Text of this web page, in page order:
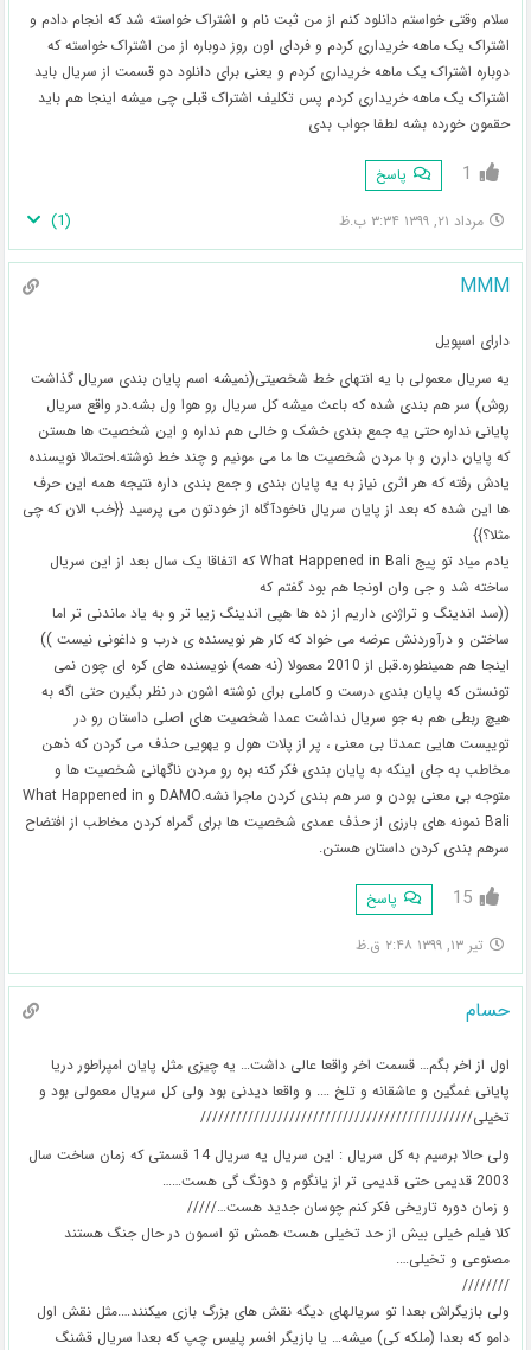
سلام وقتی خواستم دانلود کنم از من ثبت نام و اشتراک خواسته شد که انجام دادم و
اشتراک یک ماهه خریداری کردم و فردای اون روز دوباره از من اشتراک خواسته که
دوباره اشتراک یک ماهه خریداری کردم و یعنی برای دانلود دو قسمت از سریال باید
اشتراک یک ماهه خریداری کردم پس تکلیف اشتراک قبلی چی میشه اینجا هم باید
حقمون خورده بشه لطفا جواب بدی
1 پاسخ
مرداد ۲۱, ۱۳۹۹ ۳:۳۴ ب.ظ (
1
)
MMM
دارای اسپویل
یه سریال معمولی با یه انتهای خط شخصیتی(نمیشه اسم پایان بندی سریال گذاشت
روش) سر هم بندی شده که باعث میشه کل سریال رو هوا ول بشه.در واقع سریال
پایانی نداره حتی یه جمع بندی خشک و خالی هم نداره و این شخصیت ها هستن
که پایان دارن و با مردن شخصیت ها ما می مونیم و چند خط نوشته.احتمالا نویسنده
یادش رفته که هر اثری نیاز به یه پایان بندی و جمع بندی داره نتیجه همه این حرف
ها این شده که بعد از پایان سریال ناخودآگاه از خودتون می پرسید {{خب الان که چی
مثلا؟}}
یادم میاد تو پیج What Happened in Bali که اتفاقا یک سال بعد از این سریال
ساخته شد و جی وان اونجا هم بود گفتم که
((سد اندینگ و تراژدی داریم از ده ها هپی اندینگ زیبا تر و به یاد ماندنی تر اما
ساختن و درآوردنش عرضه می خواد که کار هر نویسنده ی درب و داغونی نیست ))
اینجا هم همینطوره.قبل از 2010 معمولا (نه همه) نویسنده های کره ای چون نمی
تونستن که پایان بندی درست و کاملی برای نوشته اشون در نظر بگیرن حتی اگه به
هیچ ربطی هم به جو سریال نداشت عمدا شخصیت های اصلی داستان رو در
توییست هایی عمدتا بی معنی ، پر از پلات هول و یهویی حذف می کردن که ذهن
مخاطب به جای اینکه به پایان بندی فکر کنه بره رو مردن ناگهانی شخصیت ها و
متوجه بی معنی بودن و سر هم بندی کردن ماجرا نشه.DAMO و What Happened in
Bali نمونه های بارزی از حذف عمدی شخصیت ها برای گمراه کردن مخاطب از افتضاح
سرهم بندی کردن داستان هستن.
15 پاسخ
تیر ۱۳, ۱۳۹۹ ۲:۴۸ ق.ظ
حسام
اول از اخر بگم… قسمت اخر واقعا عالی داشت… یه چیزی مثل پایان امپراطور دریا
پایانی غمگین و عاشقانه و تلخ …. و واقعا دیدنی بود ولی کل سریال معمولی بود و
تخیلی//////////////////////////////////////////////
ولی حالا برسیم به کل سریال : این سریال یه سریال 14 قسمتی که زمان ساخت سال
2003 قدیمی حتی قدیمی تر از یانگوم و دونگ گی هست……
و زمان دوره تاریخی فکر کنم چوسان جدید هست…/////
کلا فیلم خیلی بیش از حد تخیلی هست همش تو اسمون در حال جنگ هستند
مصنوعی و تخیلی….
////////
ولی بازیگراش بعدا تو سریالهای دیگه نقش های بزرگ بازی میکنند….مثل نقش اول
دامو که بعدا (ملکه کی) میشه… یا بازیگر افسر پلیس چپ که بعدا سریال قشنگ